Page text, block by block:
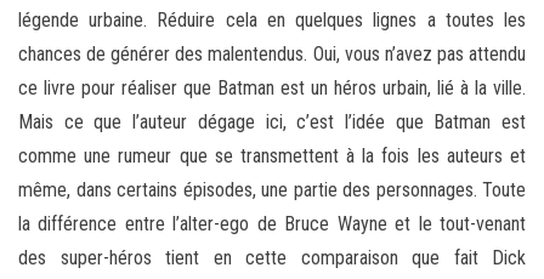
légende urbaine. Réduire cela en quelques lignes a toutes les
chances de générer des malentendus. Oui, vous n’avez pas attendu
ce livre pour réaliser que Batman est un héros urbain, lié à la ville.
Mais ce que l’auteur dégage ici, c’est l’idée que Batman est
comme une rumeur que se transmettent à la fois les auteurs et
même, dans certains épisodes, une partie des personnages. Toute
la différence entre l’alter-ego de Bruce Wayne et le tout-venant
des super-héros tient en cette comparaison que fait Dick